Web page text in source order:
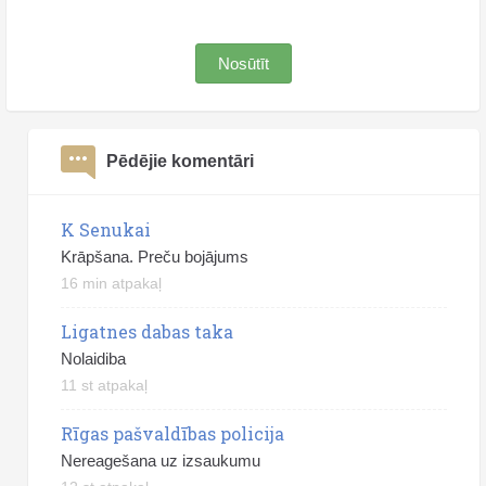
Nosūtīt
Pēdējie komentāri
K Senukai
Krāpšana. Preču bojājums
16 min atpakaļ
Ligatnes dabas taka
Nolaidiba
11 st atpakaļ
Rīgas pašvaldības policija
Nereagešana uz izsaukumu